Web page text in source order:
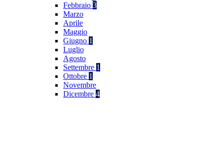
Febbraio 3
Marzo
Aprile
Maggio
Giugno 1
Luglio
Agosto
Settembre 1
Ottobre 1
Novembre
Dicembre 4